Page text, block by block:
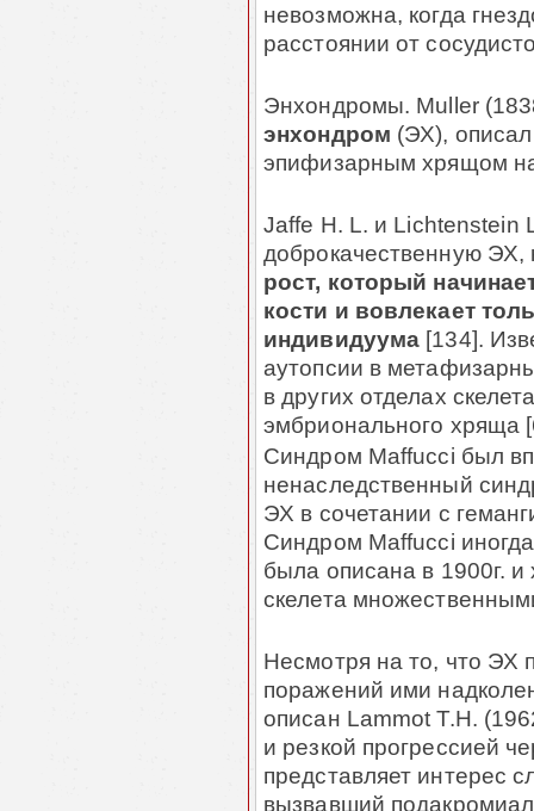
невозможна, когда
расстоянии от
Энхондромы. Muller
энхондром (ЭХ),
эпифизарным хрящом
Jaffe H. L. и Lichtenstein
доброкачественную ЭХ,
рост, который
кости и вовлекает
индивидуума [134].
аутопсии в
в дру­гих отделах
эмбрионального хряща
Синдром Maffucci был
ненаследственный
ЭХ в сочетании с
Синдром Maffucci
была описана в 1900г. и
скелета
Несмотря на то, что ЭХ
поражений ими
описан Lammot T.H.
и резкой прогрессией
пред­ставляет интерес
вызвавший